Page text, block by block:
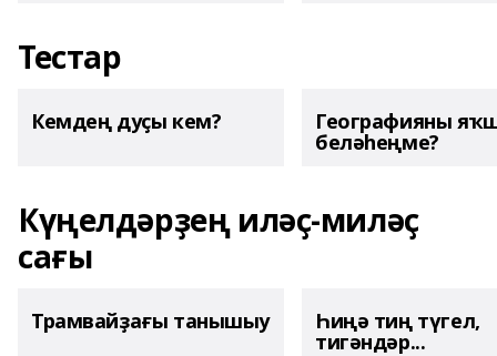
Тестар
Кемдең дуҫы кем? Географияны
беләһеңме?
Күңелдәрҙең иләҫ-миләҫ
сағы
Трамвайҙағы танышыу Һиңә тиң түгел,
тигәндәр...